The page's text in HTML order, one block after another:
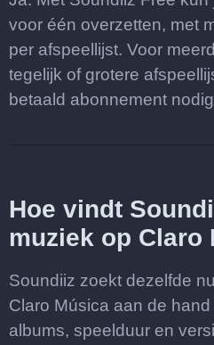
voor één overzetten, met
per afspeellijst. Voor
tegelijk of grotere
betaald abonnement
Hoe vindt
muziek op Claro
Soundiiz zoekt dezelfde
Claro Música aan de
albums, speelduur en